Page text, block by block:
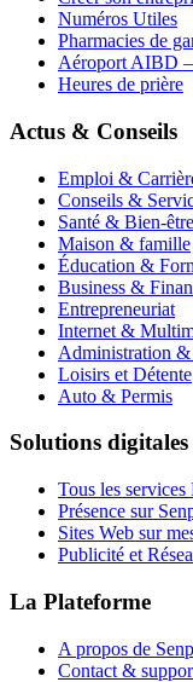
Numéros Utiles
Pharmacies de
Aéroport AIBD
Heures de prière
Actus & Conseils
Emploi &
Conseils &
Santé & Bien-être
Maison & famille
Éducation &
Business &
Entrepreneuriat
Internet &
Administration &
Loisirs et Détente
Auto & Permis
Solutions digitales
Tous les services
Présence sur
Sites Web sur
Publicité et
La Plateforme
A propos de
Contact &